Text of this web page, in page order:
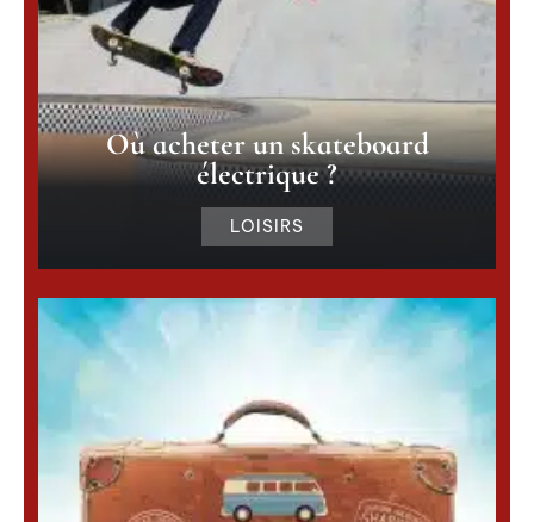
Où acheter un skateboard
électrique ?
LOISIRS